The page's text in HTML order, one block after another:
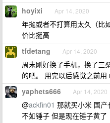
hoyixi Apr 14, 2020
年抛或者不打算用太久（比
价比挺高
tfdetang Apr 14, 2020
周末刚好换了手机，换了三
的吧。 用完以后感觉之前
yaphets666 Apr 14, 2020
@ackfin01 那就买小米 国
不如锤子 但是现在锤子黄了